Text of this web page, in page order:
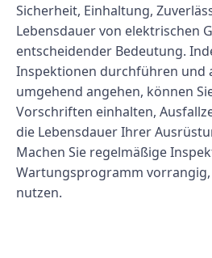
Sicherheit, Einhaltung,
Lebensdauer von elektrischen
entscheidender Bedeutung.
Inspektionen durchführen und
umgehend angehen, können
Vorschriften einhalten,
die Lebensdauer Ihrer
Machen Sie regelmäßige
Wartungsprogramm
nutzen.